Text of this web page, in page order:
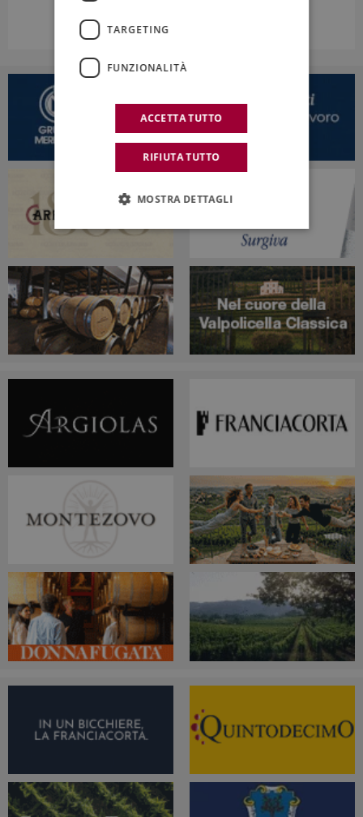
TARGETING
FUNZIONALITÀ
ACCETTA TUTTO
RIFIUTA TUTTO
MOSTRA DETTAGLI